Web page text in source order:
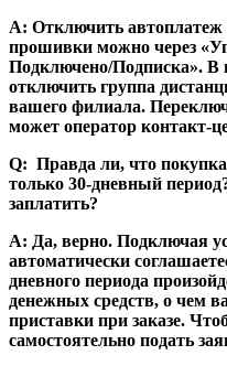
А: Отключить автоплатеж
прошивки можно через
Подключено/Подписка». В
отключить группа
вашего филиала.
может оператор контакт-
Q: Правда ли, что
только 30-дневный
заплатить?
А: Да, верно. Подключая
автоматически
дневного периода
денежных средств, о чем
приставки при заказе.
самостоятельно подать